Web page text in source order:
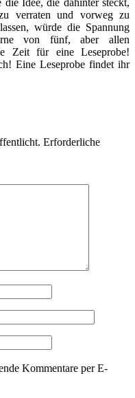
verraten und vorweg zu
würde die Spannung
von fünf, aber allen
Zeit für eine Leseprobe!
Eine Leseprobe findet ihr
Erforderliche
Kommentare per E-